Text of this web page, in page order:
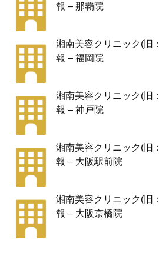
報 – 那覇院
湘南美容クリニック(旧
報 – 福岡院
湘南美容クリニック(旧
報 – 神戸院
湘南美容クリニック(旧
報 – 大阪駅前院
湘南美容クリニック(旧
報 – 大阪京橋院